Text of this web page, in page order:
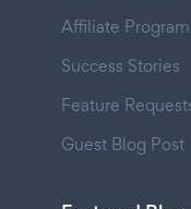
Affiliate Program
Success Stories
Feature
Guest Blog Post